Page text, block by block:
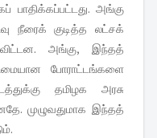
பாதிக்கப்பட்டது. அங்கு
நீரைக் குடித்த லட்சக்
அங்கு, இந்தத்
போராட்டங்களை
தமிழக அரசு
முழுவதுமாக இந்தத்